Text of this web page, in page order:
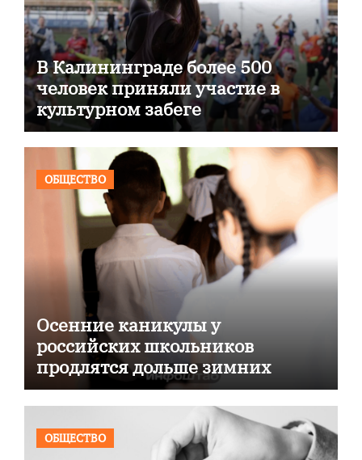
В Калининграде более 500
человек приняли участие в
культурном забеге
ОБЩЕСТВО
Осенние каникулы у
российских школьников
продлятся дольше зимних
ОБЩЕСТВО